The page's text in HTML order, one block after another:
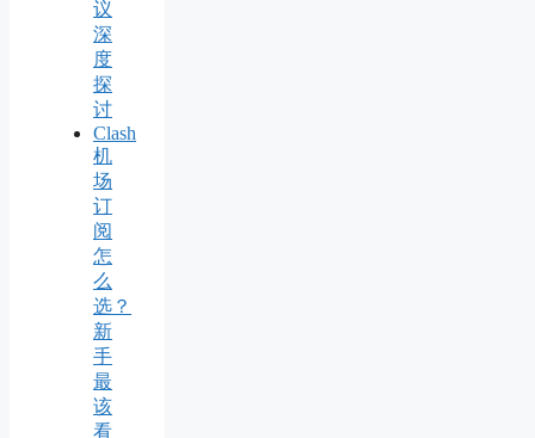
议
深
度
探
讨
Clash
机
场
订
阅
怎
么
选？
新
手
最
该
看